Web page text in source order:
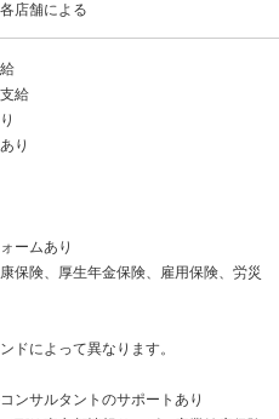
店舗による
給
り
ームあり
保険、厚生年金保険、雇用保険、労災
ドによって異なります。
ンサルタントのサポートあり